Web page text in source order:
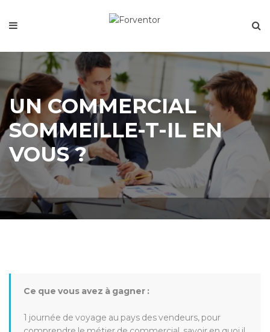
UN COMMERCIAL
SOMMEILLE-T-IL EN
VOUS ?
Ce que vous avez à gagner :
1 journée de voyage au pays des vendeurs, pour